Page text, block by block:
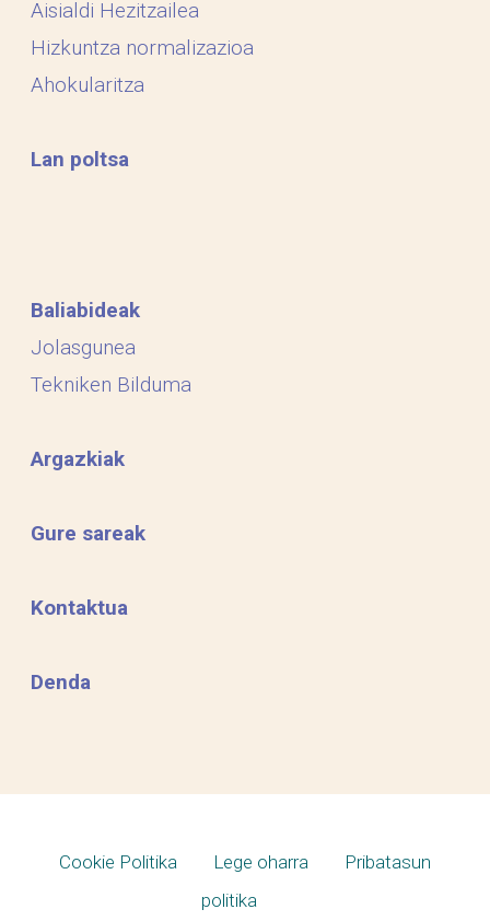
Aisialdi Hezitzailea
Hizkuntza normalizazioa
Ahokularitza
Lan poltsa
Baliabideak
Jolasgunea
Tekniken Bilduma
Argazkiak
Gure sareak
Kontaktua
Denda
Cookie Politika Lege oharra
Pribatasun
politika